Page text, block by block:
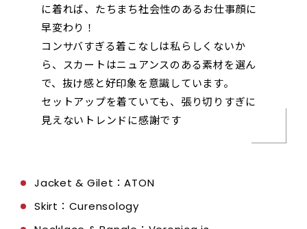
に着れば、たちまち社会性のあるお仕事顔に
早変わり！
コンサバすぎる着こなしは私らしくないか
ら、スカートはニュアンスのある素材を選ん
で、抜け感と好印象を意識しています。
セットアップを着ていても、張り切りすぎに
見えないトレンドに感謝です
Jacket & Gilet：ATON
Skirt：Curensology